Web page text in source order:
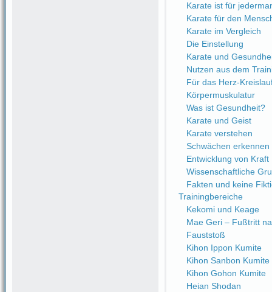
Karate ist für
Karate für den
Karate im Vergleich
Die Einstellung
Karate und
Nutzen aus dem
Für das Herz-
Körpermuskulatur
Was ist Gesundheit?
Karate und Geist
Karate verstehen
Schwächen erkennen
Entwicklung von Kraft
Wissenschaftliche
Fakten und keine
Trainingbereiche
Kekomi und Keage
Mae Geri – Fußtritt
Fauststoß
Kihon Ippon Kumite
Kihon Sanbon Kumite
Kihon Gohon Kumite
Heian Shodan